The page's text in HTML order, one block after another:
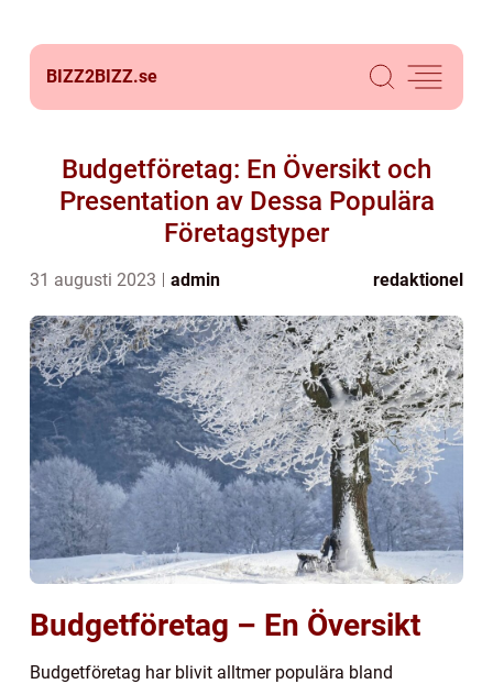
BIZZ2BIZZ.se
Budgetföretag: En Översikt och
Presentation av Dessa Populära
Företagstyper
31 augusti 2023 admin redaktionel
Budgetföretag – En Översikt
Budgetföretag har blivit alltmer populära bland